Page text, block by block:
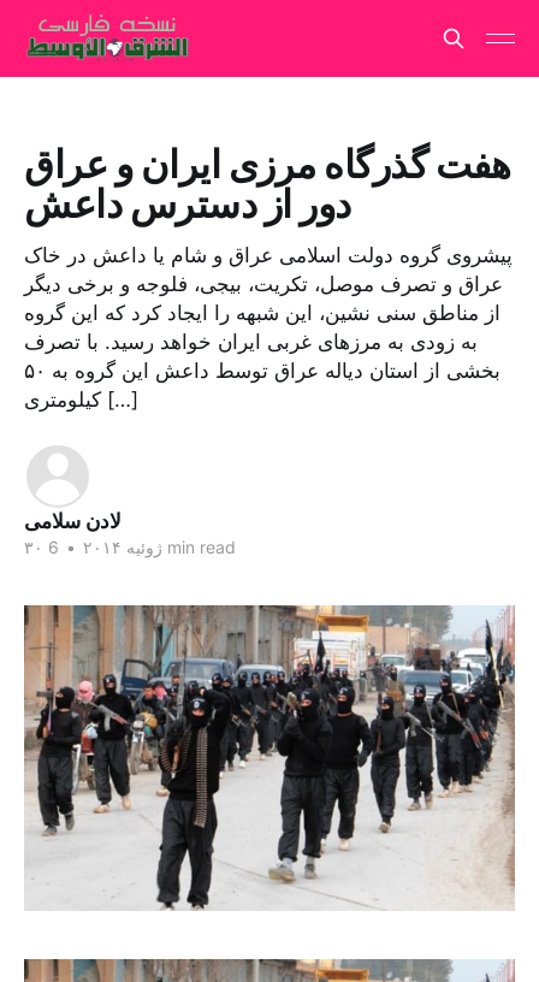
هفت گذرگاه مرزی ایران و عراق
دور از دسترس داعش
پیشروى گروه دولت اسلامى عراق و شام یا داعش در خاک
عراق و تصرف موصل، تکریت، بیجی، فلوجه و برخی دیگر
از مناطق سنى نشین، این شبهه را ایجاد کرد که این گروه
به زودی به مرزهاى غربى ایران خواهد رسید. با تصرف
بخشى از استان دیاله عراق توسط داعش این گروه به ۵٠
کیلومترى […]
لادن سلامی
۳۰ ژوئیه ۲۰۱۴ • 6 min read